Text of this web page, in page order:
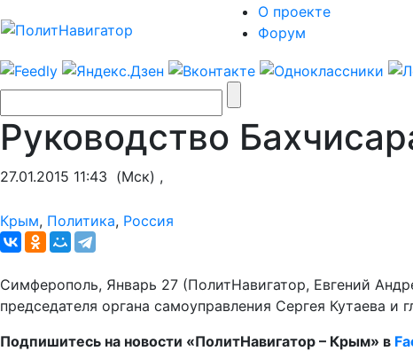
О проекте
Форум
Руководство
27.01.2015 11:43 (Мск) ,
Крым, Политика, Россия
Симферополь, Январь 27 (ПолитНавигатор, Евгений
председателя органа самоуправления Сергея Кутаева
Подпишитесь на новости «ПолитНавигатор – Крым» в